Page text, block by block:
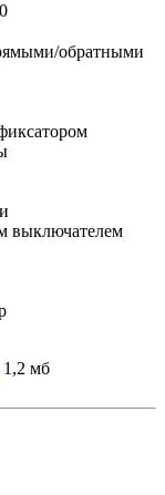
обратными
выключателем
1,2 мб